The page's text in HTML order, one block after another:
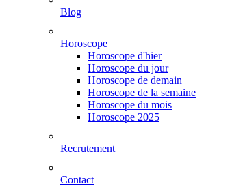
Blog
Horoscope
Horoscope d'hier
Horoscope du jour
Horoscope de demain
Horoscope de la semaine
Horoscope du mois
Horoscope 2025
Recrutement
Contact